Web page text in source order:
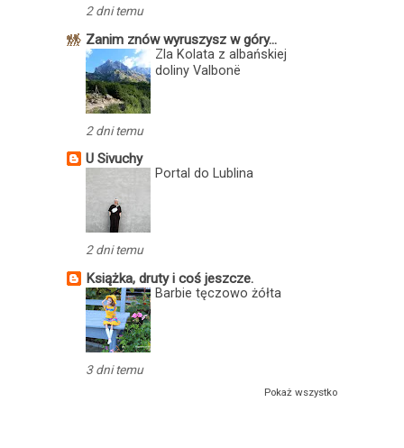
2 dni temu
Zanim znów wyruszysz w góry...
Zla Kolata z albańskiej
doliny Valbonë
2 dni temu
U Sivuchy
Portal do Lublina
2 dni temu
Książka, druty i coś jeszcze.
Barbie tęczowo żółta
3 dni temu
Pokaż wszystko